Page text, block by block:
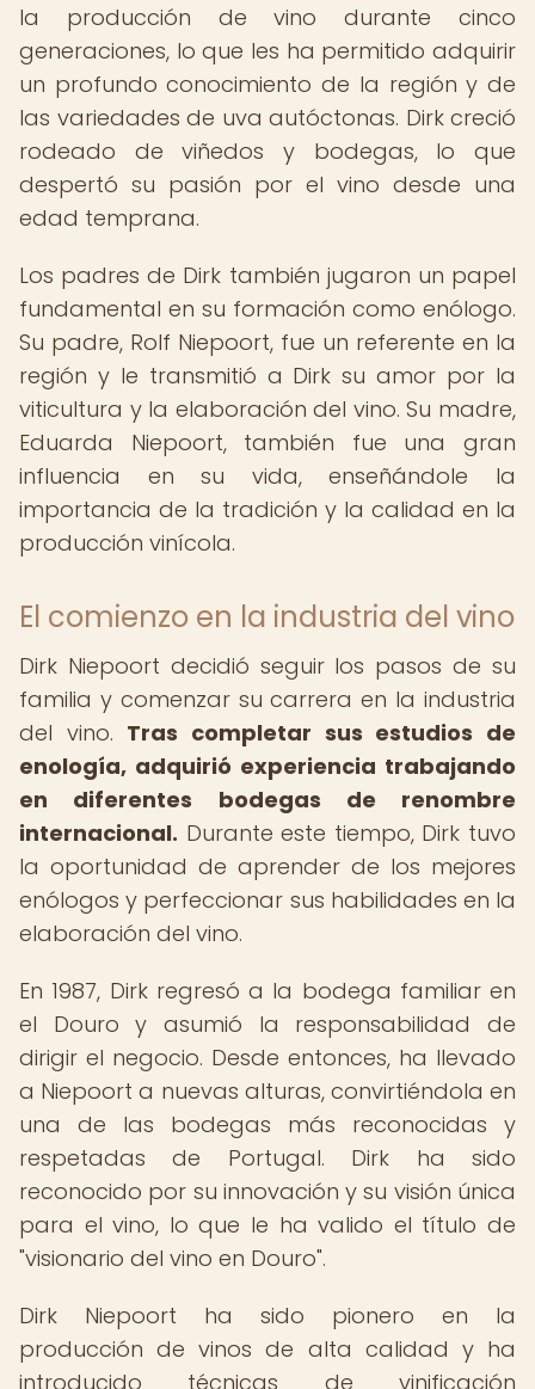
la producción de vino durante cinco
generaciones, lo que les ha permitido adquirir
un profundo conocimiento de la región y de
las variedades de uva autóctonas. Dirk creció
rodeado de viñedos y bodegas, lo que
despertó su pasión por el vino desde una
edad temprana.
Los padres de Dirk también jugaron un papel
fundamental en su formación como enólogo.
Su padre, Rolf Niepoort, fue un referente en la
región y le transmitió a Dirk su amor por la
viticultura y la elaboración del vino. Su madre,
Eduarda Niepoort, también fue una gran
influencia en su vida, enseñándole la
importancia de la tradición y la calidad en la
producción vinícola.
El comienzo en la industria del vino
Dirk Niepoort decidió seguir los pasos de su
familia y comenzar su carrera en la industria
del vino. Tras completar sus estudios de
enología, adquirió experiencia trabajando
en diferentes bodegas de renombre
internacional. Durante este tiempo, Dirk tuvo
la oportunidad de aprender de los mejores
enólogos y perfeccionar sus habilidades en la
elaboración del vino.
En 1987, Dirk regresó a la bodega familiar en
el Douro y asumió la responsabilidad de
dirigir el negocio. Desde entonces, ha llevado
a Niepoort a nuevas alturas, convirtiéndola en
una de las bodegas más reconocidas y
respetadas de Portugal. Dirk ha sido
reconocido por su innovación y su visión única
para el vino, lo que le ha valido el título de
"visionario del vino en Douro".
Dirk Niepoort ha sido pionero en la
producción de vinos de alta calidad y ha
introducido técnicas de vinificación